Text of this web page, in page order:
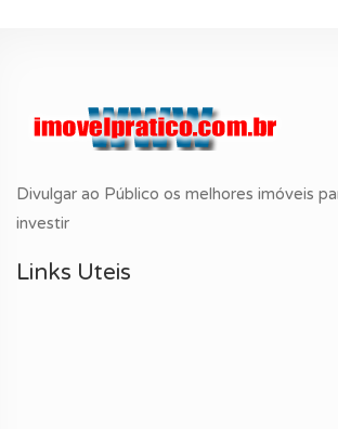
Divulgar ao Público os melhores imóveis
investir
Links Uteis